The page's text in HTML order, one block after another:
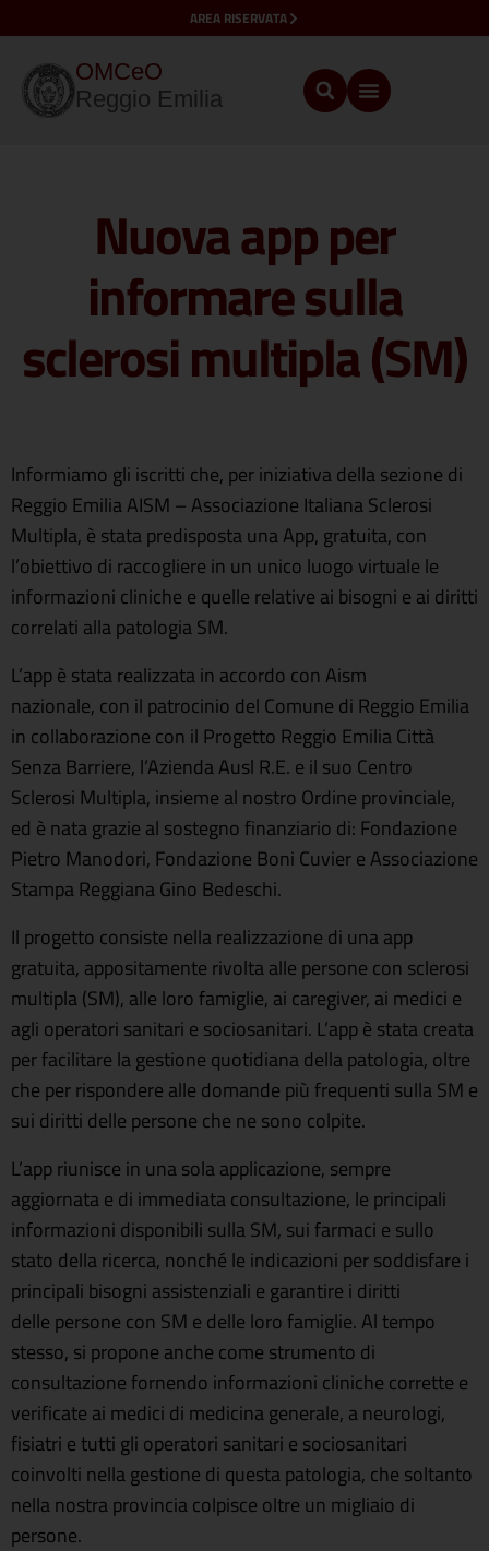
AREA RISERVATA
OMCeO
Reggio Emilia
Nuova app per
informare sulla
sclerosi multipla (SM)
Informiamo gli iscritti che, per iniziativa della sezione di
Reggio Emilia AISM – Associazione Italiana Sclerosi
Multipla, è stata predisposta una App, gratuita, con
l’obiettivo di raccogliere in un unico luogo virtuale le
informazioni cliniche e quelle relative ai bisogni e ai diritti
correlati alla patologia SM.
L’app è stata realizzata in accordo con Aism
nazionale, con il patrocinio del Comune di Reggio Emilia
in collaborazione con il Progetto Reggio Emilia Città
Senza Barriere, l’Azienda Ausl R.E. e il suo Centro
Sclerosi Multipla, insieme al nostro Ordine provinciale,
ed è nata grazie al sostegno finanziario di: Fondazione
Pietro Manodori, Fondazione Boni Cuvier e Associazione
Stampa Reggiana Gino Bedeschi.
Il progetto consiste nella realizzazione di una app
gratuita, appositamente rivolta alle persone con sclerosi
multipla (SM), alle loro famiglie, ai caregiver, ai medici e
agli operatori sanitari e sociosanitari. L’app è stata creata
per facilitare la gestione quotidiana della patologia, oltre
che per rispondere alle domande più frequenti sulla SM e
sui diritti delle persone che ne sono colpite.
L’app riunisce in una sola applicazione, sempre
aggiornata e di immediata consultazione, le principali
informazioni disponibili sulla SM, sui farmaci e sullo
stato della ricerca, nonché le indicazioni per soddisfare i
principali bisogni assistenziali e garantire i diritti
delle persone con SM e delle loro famiglie. Al tempo
stesso, si propone anche come strumento di
consultazione fornendo informazioni cliniche corrette e
verificate ai medici di medicina generale, a neurologi,
fisiatri e tutti gli operatori sanitari e sociosanitari
coinvolti nella gestione di questa patologia, che soltanto
nella nostra provincia colpisce oltre un migliaio di
persone.